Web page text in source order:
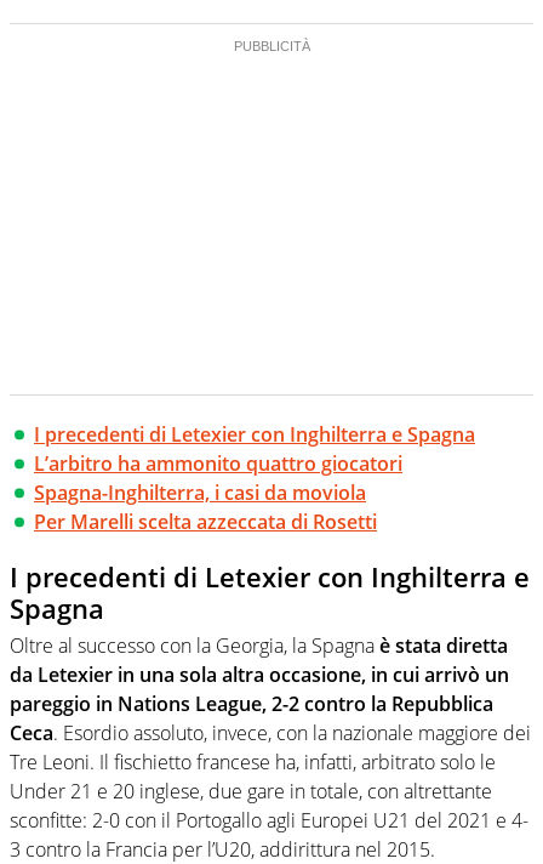
I precedenti di Letexier con Inghilterra e Spagna
L’arbitro ha ammonito quattro giocatori
Spagna-Inghilterra, i casi da moviola
Per Marelli scelta azzeccata di Rosetti
I precedenti di Letexier con Inghilterra e
Spagna
Oltre al successo con la Georgia, la Spagnaè stata diretta
da Letexier in una sola altra occasione, in cui arrivò un
pareggio in Nations League, 2-2 contro la Repubblica
Ceca. Esordio assoluto, invece, con la nazionale maggiore dei
Tre Leoni. Il fischietto francese ha, infatti, arbitrato solo le
Under 21 e 20 inglese, due gare in totale, con altrettante
sconfitte: 2-0 con il Portogallo agli Europei U21 del 2021 e 4-
3 contro la Francia per l’U20, addirittura nel 2015.